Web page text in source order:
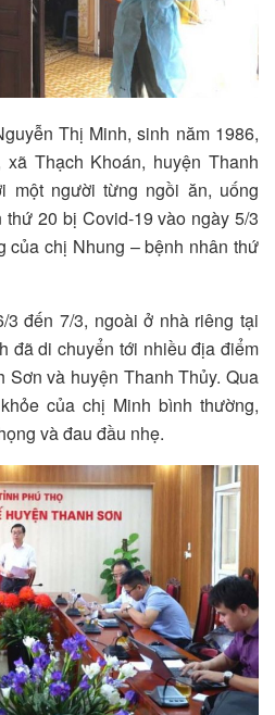
Thị Minh, sinh năm 1986,
Thạch Khoán, huyện Thanh
một người từng ngồi ăn, uống
20 bị Covid-19 vào ngày 5/3
của chị Nhung – bệnh nhân thứ
đến 7/3, ngoài ở nhà riêng tại
đã di chuyển tới nhiều địa điểm
Sơn và huyện Thanh Thủy. Qua
của chị Minh bình thường,
và đau đầu nhẹ.